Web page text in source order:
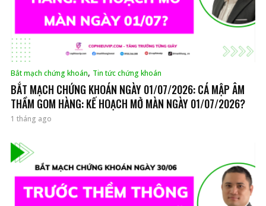
Bắt mạch chứng khoán, Tin tức chứng khoán
BẮT MẠCH CHỨNG KHOÁN NGÀY 01/07/2026: CÁ MẬP ÂM
THẦM GOM HÀNG: KẾ HOẠCH MỞ MÀN NGÀY 01/07/2026?
1 tháng ago